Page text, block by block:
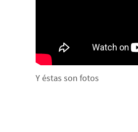
Y éstas son fotos